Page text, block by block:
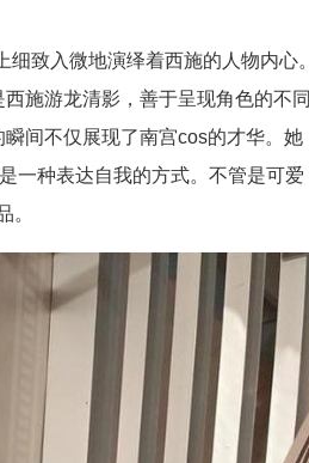
致入微地演绎着西施的人物内心。
施游龙清影，善于呈现角色的不同
间不仅展现了南宫cos的才华。她
一种表达自我的方式。不管是可爱
。